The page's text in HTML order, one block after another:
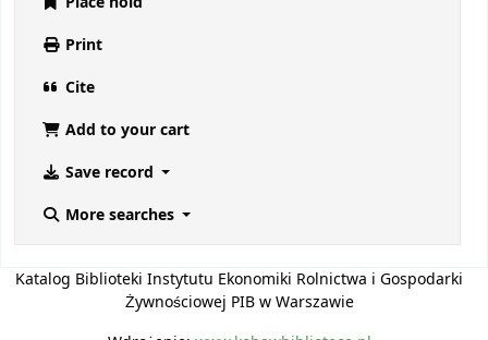
Print
Cite
Add to your cart
Save record
More searches
Katalog Biblioteki Instytutu Ekonomiki Rolnictwa i Gospodarki
Żywnościowej PIB w Warszawie